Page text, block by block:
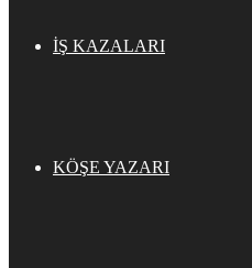
İŞ KAZALARI
KÖŞE YAZARI